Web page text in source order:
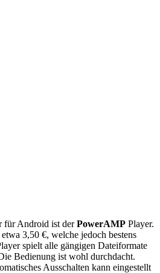
für Android ist derPowerAMP Player.
3,50 €, welche jedoch bestens
spielt alle gängigen Dateiformate
Bedienung ist wohl durchdacht.
Ausschalten kann eingestellt